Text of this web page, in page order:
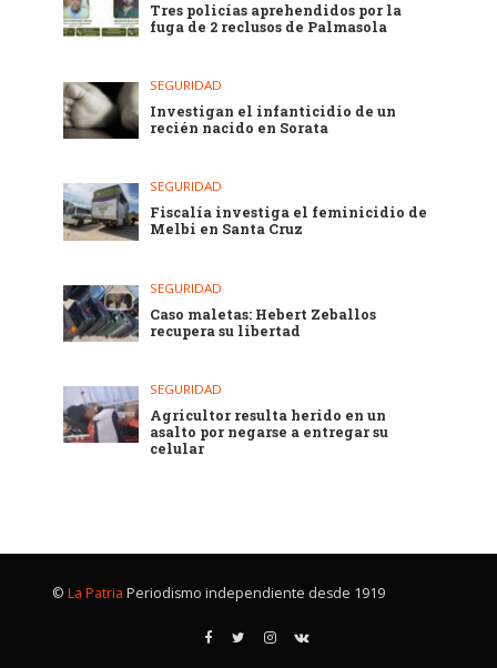
Tres policías aprehendidos por la
fuga de 2 reclusos de Palmasola
SEGURIDAD
Investigan el infanticidio de un
recién nacido en Sorata
SEGURIDAD
Fiscalía investiga el feminicidio de
Melbi en Santa Cruz
SEGURIDAD
Caso maletas: Hebert Zeballos
recupera su libertad
SEGURIDAD
Agricultor resulta herido en un
asalto por negarse a entregar su
celular
© La Patria Periodismo independiente desde 1919